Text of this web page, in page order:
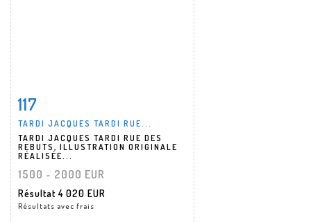
Fiche détaillée
117
TARDI JACQUES TARDI RUE...
TARDI JACQUES TARDI RUE DES
REBUTS, ILLUSTRATION ORIGINALE
RÉALISÉE...
1500 - 2000 EUR
Résultat4 020 EUR
Résultats avec frais